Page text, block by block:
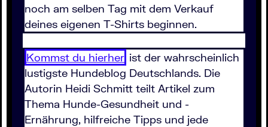
noch am selben Tag mit dem Verkauf
deines eigenen T-Shirts beginnen.
Kommst du hierher ist der wahrscheinlich
lustigste Hundeblog Deutschlands. Die
Autorin Heidi Schmitt teilt Artikel zum
Thema Hunde-Gesundheit und -
Ernährung, hilfreiche Tipps und jede